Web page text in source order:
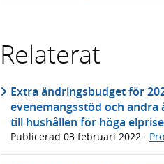
Relaterat
Extra ändringsbudget för
evenemangsstöd och
till hushållen för höga
Publicerad 03 februari 2022 ·